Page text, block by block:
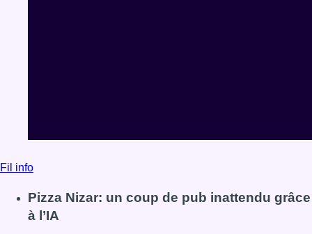
Fil info
Pizza Nizar: un coup de pub inattendu grâce
à l’IA